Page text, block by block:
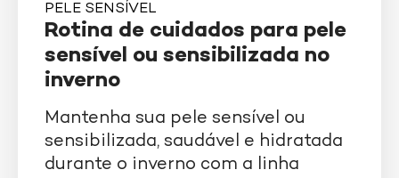
PELE SENSÍVEL
Rotina de cuidados para pele
sensível ou sensibilizada no
inverno
Mantenha sua pele sensível ou
sensibilizada, saudável e hidratada
durante o inverno com a linha